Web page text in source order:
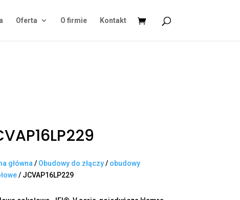
Oferta O firmie Kontakt
główna / Obudowy do złączy/ obudowy
/ JCVAP16LP229